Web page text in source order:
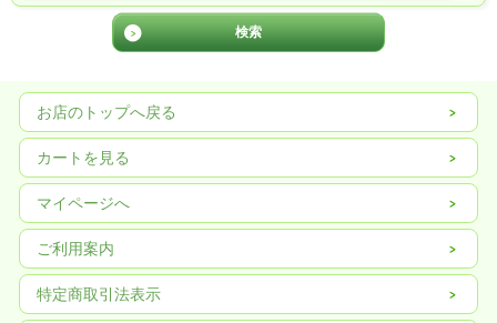
お店のトップへ戻る
カートを見る
マイページへ
ご利用案内
特定商取引法表示